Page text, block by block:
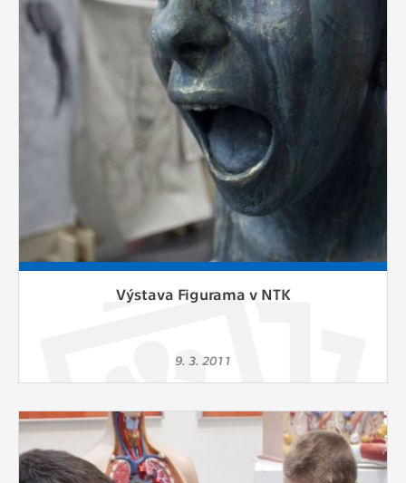
Cookies, které aplikace nedokáže zařadit.
Naším cílem je, aby tato kategorie
zůstala prázdná a všechny cookies byly
přiřazeny do některé z kategorií
uvedených výše.
Výstava Figurama v NTK
9. 3. 2011